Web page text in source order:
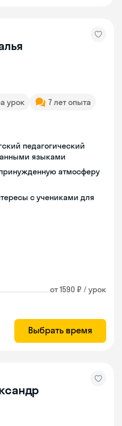
урок 7 лет опыта
педагогический
языками
атмосферу
с учениками для
от 1590 ₽ / урок
Выбрать время